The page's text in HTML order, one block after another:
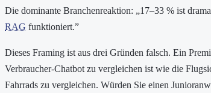
Die dominante Branchenreaktion: „17–33 % ist
RAG funktioniert.”
Dieses Framing ist aus drei Gründen falsch. Ein
Verbraucher-Chatbot zu vergleichen ist wie die
Fahrrads zu vergleichen. Würden Sie einen